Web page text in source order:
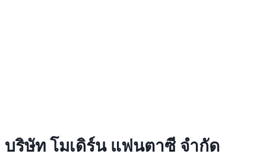
บริษัท โมเดิร์น แฟนตาซี จำกัด